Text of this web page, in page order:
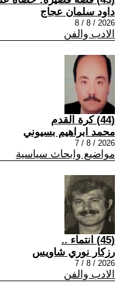
داود سلمان عجاج
2026 / 8 / 8
الادب والفن
(44) كرة القدم
محمد ابراهيم بسيوني
2026 / 8 / 7
مواضيع وابحاث سياسية
(45) انتماء ..
رزكار نوري شاويس
2026 / 8 / 7
الادب والفن